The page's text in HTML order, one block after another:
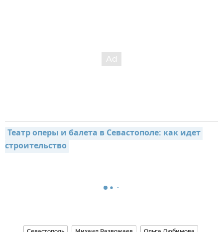
Театр оперы и балета в Севастополе: как идет
строительство